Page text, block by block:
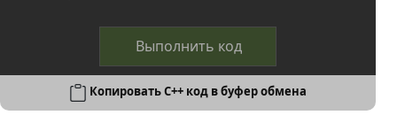
Выполнить код
Копировать C++ код в буфер обмена